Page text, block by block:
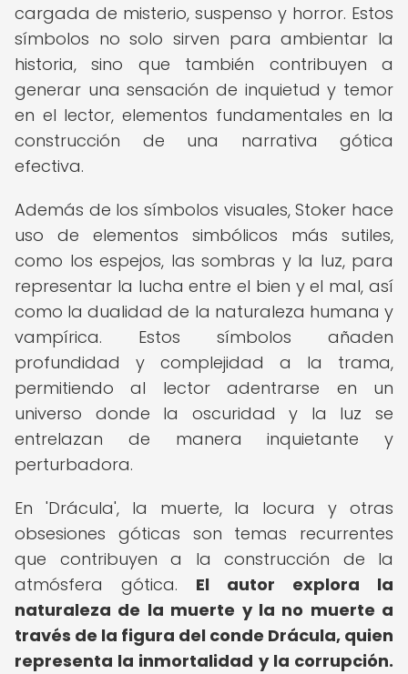
cargada de misterio, suspenso y horror. Estos
símbolos no solo sirven para ambientar la
historia, sino que también contribuyen a
generar una sensación de inquietud y temor
en el lector, elementos fundamentales en la
construcción de una narrativa gótica
efectiva.
Además de los símbolos visuales, Stoker hace
uso de elementos simbólicos más sutiles,
como los espejos, las sombras y la luz, para
representar la lucha entre el bien y el mal, así
como la dualidad de la naturaleza humana y
vampírica. Estos símbolos añaden
profundidad y complejidad a la trama,
permitiendo al lector adentrarse en un
universo donde la oscuridad y la luz se
entrelazan de manera inquietante y
perturbadora.
En 'Drácula', la muerte, la locura y otras
obsesiones góticas son temas recurrentes
que contribuyen a la construcción de la
atmósfera gótica. El autor explora la
naturaleza de la muerte y la no muerte a
través de la figura del conde Drácula, quien
representa la inmortalidad y la corrupción.